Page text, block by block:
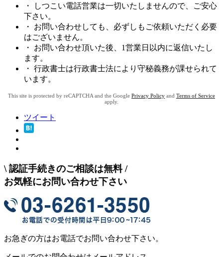
・ しつこい電話営業は一切いたしませんので、ご安心
下さい。
・ お問い合わせしても、必ずしもご依頼いただく必要
はございません。
・ お問い合わせ頂いた後、1営業日以内に返信いたし
ます。
・ 行政書士は行政書士法により守秘義務が課せられて
います。
This site is protected by reCAPTCHA and the Google Privacy Policy and Terms of Service
apply.
ツイート
\ 認証手続きのご相談は無料/
お気軽にお問い合わせ下さい
お急ぎの方はお電話でお問い合わせ下さい。